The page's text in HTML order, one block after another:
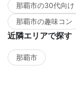
那覇市の30代向け
那覇市の趣味コン
近隣エリアで探す
那覇市